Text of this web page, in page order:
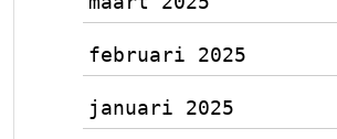
februari 2025
januari 2025